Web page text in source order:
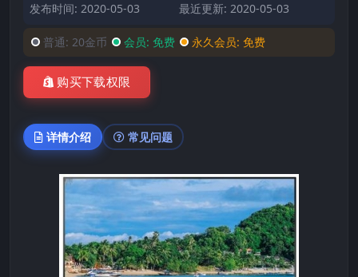
发布时间: 2020-05-03
最近更新: 2020-05-03
普通: 20金币 会员: 免费 永久会员: 免费
购买下载权限
详情介绍 常见问题